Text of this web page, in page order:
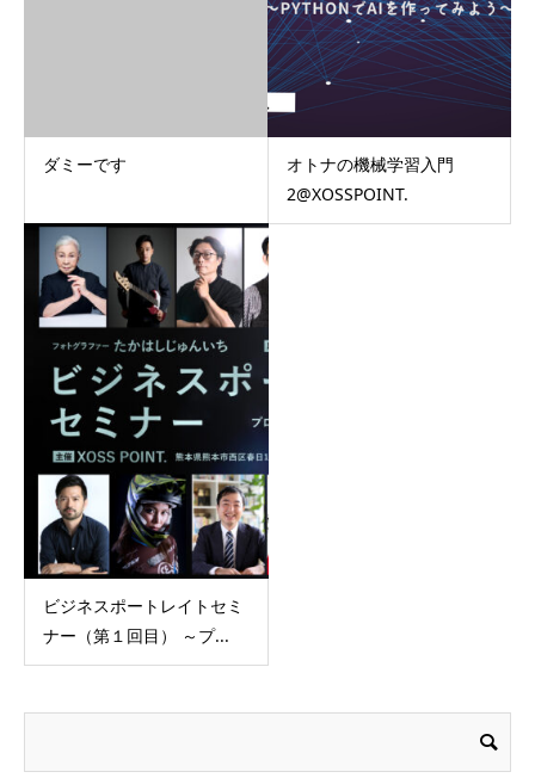
ダミーです
オトナの機械学習入門
2@XOSSPOINT.
ビジネスポートレイトセミ
ナー（第１回目） ～プ...